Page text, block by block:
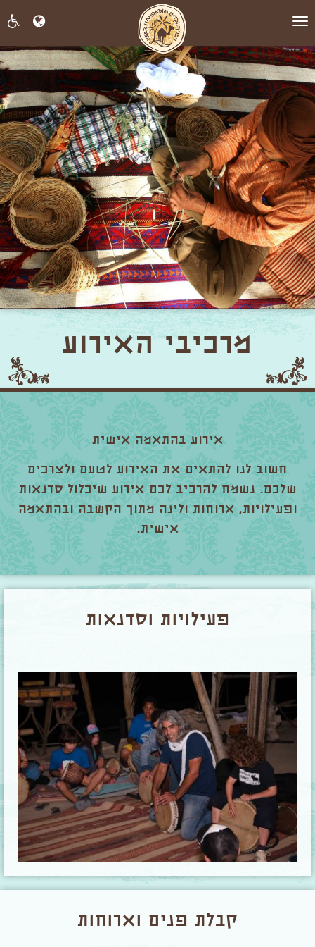
תפריט
מרכיבי האירוע
אירוע בהתאמה אישית
חשוב לנו להתאים את האירוע לטעם ולצרכים
שלכם. נשמח להרכיב לכם אירוע שיכלול סדנאות
ופעילויות, ארוחות ולינה מתוך הקשבה ובהתאמה
אישית.
פעילויות וסדנאות
קבלת פנים וארוחות